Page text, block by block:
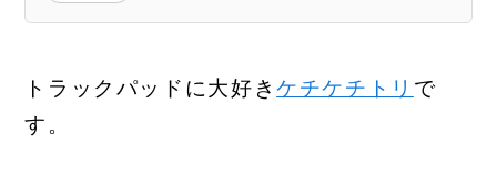
トラックパッドに大好きケチケチトリ で
す。